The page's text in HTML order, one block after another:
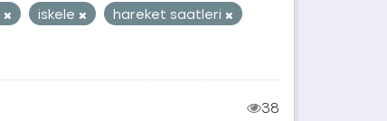
iskele
hareket saatleri
38